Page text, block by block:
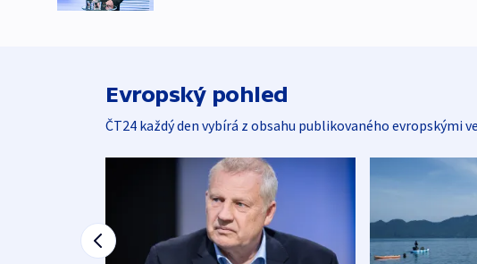
Evropský pohled
ČT24 každý den vybírá z obsahu publikovaného evropskými